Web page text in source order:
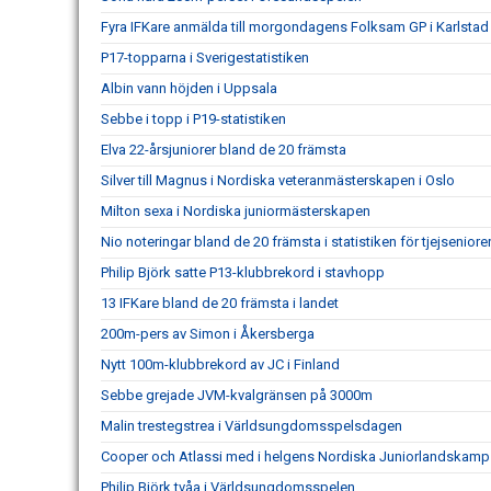
Fyra IFKare anmälda till morgondagens Folksam GP i Karlstad
P17-topparna i Sverigestatistiken
Albin vann höjden i Uppsala
Sebbe i topp i P19-statistiken
Elva 22-årsjuniorer bland de 20 främsta
Silver till Magnus i Nordiska veteranmästerskapen i Oslo
Milton sexa i Nordiska juniormästerskapen
Nio noteringar bland de 20 främsta i statistiken för
Philip Björk satte P13-klubbrekord i stavhopp
13 IFKare bland de 20 främsta i landet
200m-pers av Simon i Åkersberga
Nytt 100m-klubbrekord av JC i Finland
Sebbe grejade JVM-kvalgränsen på 3000m
Malin trestegstrea i Världsungdomsspelsdagen
Cooper och Atlassi med i helgens Nordiska Juniorlandskamp
Philip Björk tvåa i Världsungdomsspelen